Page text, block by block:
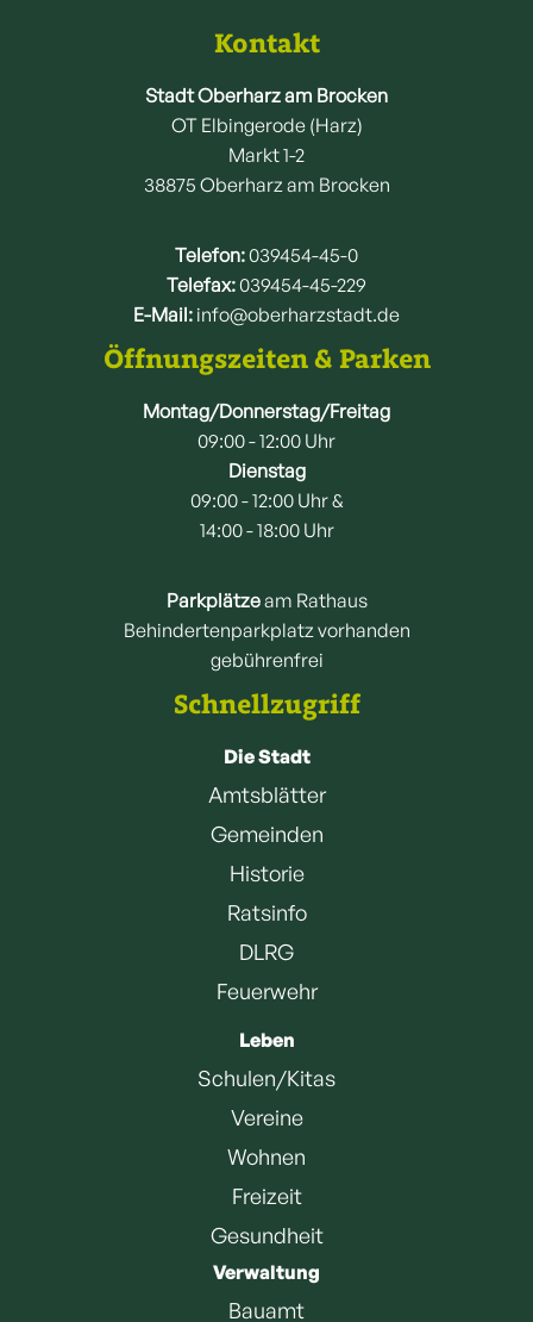
Kontakt
Stadt Oberharz am Brocken
OT Elbingerode (Harz)
Markt 1-2
38875 Oberharz am Brocken
Telefon:039454-45-0
Telefax:039454-45-229
E-Mail: info@oberharzstadt.de
Öffnungszeiten & Parken
Montag/Donnerstag/Freitag
09:00 - 12:00 Uhr
Dienstag
09:00 - 12:00 Uhr &
14:00 - 18:00 Uhr
Parkplätzeam Rathaus
Behindertenparkplatz vorhanden
gebührenfrei
Schnellzugriff
Die Stadt
Amtsblätter
Gemeinden
Historie
Ratsinfo
DLRG
Feuerwehr
Leben
Schulen/Kitas
Vereine
Wohnen
Freizeit
Gesundheit
Verwaltung
Bauamt